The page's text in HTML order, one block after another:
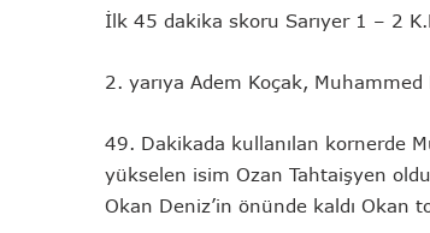
İlk 45 dakika skoru Sarıyer 1 – 2
2. yarıya Adem Koçak,
49. Dakikada kullanılan kornerde
yükselen isim Ozan Tahtaişyen
Okan Deniz’in önünde kaldı Okan